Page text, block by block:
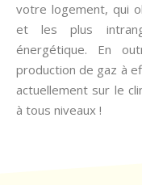
votre logement, qui
et les plus
énergétique. En
production de gaz à
actuellement sur le
à tous niveaux !